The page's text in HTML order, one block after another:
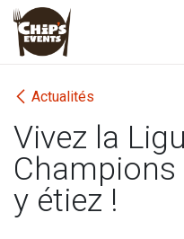
Se rendre au contenu
Actualités
Vivez la
y étiez !